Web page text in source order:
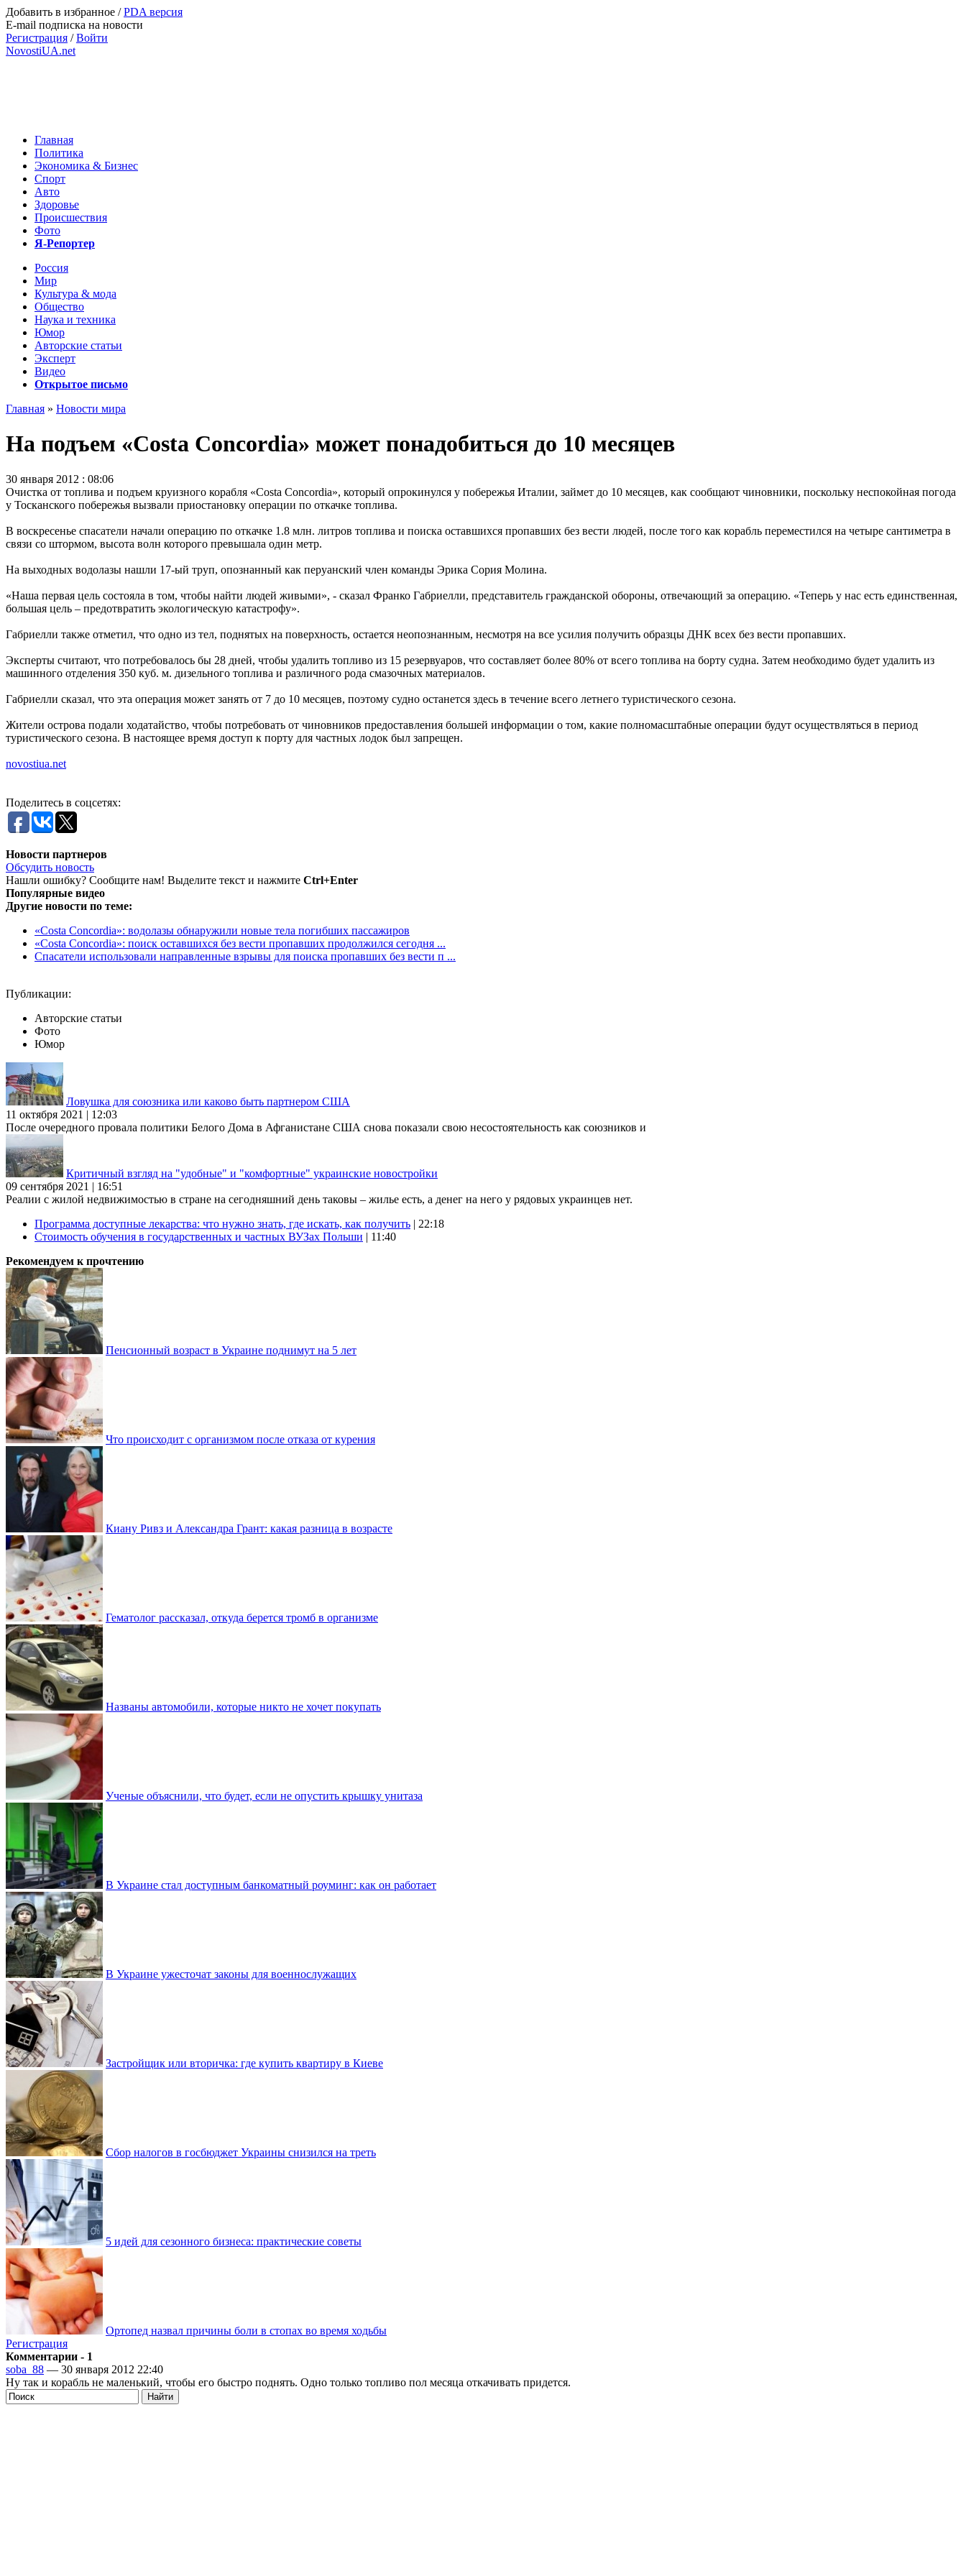
Добавить в избранное /PDA версия
E-mail подписка на новости
Регистрация /Войти
NovostiUA.net
Главная
Политика
Экономика & Бизнес
Спорт
Авто
Здоровье
Происшествия
Фото
Я-Репортер
Россия
Мир
Культура & мода
Общество
Наука и техника
Юмор
Авторские статьи
Эксперт
Видео
Открытое письмо
Главная » Новости мира
На подъем «Costa Concordia» может понадобиться до 10 месяцев
30 января 2012 : 08:06
Очистка от топлива и подъем круизного корабля «Costa Concordia», который опрокинулся у побережья Италии, займет до 10 месяцев, как сообщают чиновники, поскольку неспокойная погода
у Тосканского побережья вызвали приостановку операции по откачке топлива.
В воскресенье спасатели начали операцию по откачке 1.8 млн. литров топлива и поиска оставшихся пропавших без вести людей, после того как корабль переместился на четыре сантиметра в
связи со штормом, высота волн которого превышала один метр.
На выходных водолазы нашли 17-ый труп, опознанный как перуанский член команды Эрика Сория Молина.
«Наша первая цель состояла в том, чтобы найти людей живыми», - сказал Франко Габриелли, представитель гражданской обороны, отвечающий за операцию. «Теперь у нас есть единственная,
большая цель – предотвратить экологическую катастрофу».
Габриелли также отметил, что одно из тел, поднятых на поверхность, остается неопознанным, несмотря на все усилия получить образцы ДНК всех без вести пропавших.
Эксперты считают, что потребовалось бы 28 дней, чтобы удалить топливо из 15 резервуаров, что составляет более 80% от всего топлива на борту судна. Затем необходимо будет удалить из
машинного отделения 350 куб. м. дизельного топлива и различного рода смазочных материалов.
Габриелли сказал, что эта операция может занять от 7 до 10 месяцев, поэтому судно останется здесь в течение всего летнего туристического сезона.
Жители острова подали ходатайство, чтобы потребовать от чиновников предоставления большей информации о том, какие полномасштабные операции будут осуществляться в период
туристического сезона. В настоящее время доступ к порту для частных лодок был запрещен.
novostiua.net
Поделитесь в соцсетях:
Новости партнеров
Обсудить новость
Нашли ошибку? Сообщите нам! Выделите текст и нажмите Ctrl+Enter
Популярные видео
Другие новости по теме:
«Costa Concordia»: водолазы обнаружили новые тела погибших пассажиров
«Costa Concordia»: поиск оставшихся без вести пропавших продолжился сегодня ...
Спасатели использовали направленные взрывы для поиска пропавших без вести п ...
Публикации:
Авторские статьи
Фото
Юмор
Ловушка для союзника или каково быть партнером США
11 октября 2021 | 12:03
После очередного провала политики Белого Дома в Афганистане США снова показали свою несостоятельность как союзников и
Критичный взгляд на "удобные" и "комфортные" украинские новостройки
09 сентября 2021 | 16:51
Реалии с жилой недвижимостью в стране на сегодняшний день таковы – жилье есть, а денег на него у рядовых украинцев нет.
Программа доступные лекарства: что нужно знать, где искать, как получить | 22:18
Стоимость обучения в государственных и частных ВУЗах Польши | 11:40
Рекомендуем к прочтению
Пенсионный возраст в Украине поднимут на 5 лет
Что происходит с организмом после отказа от курения
Киану Ривз и Александра Грант: какая разница в возрасте
Гематолог рассказал, откуда берется тромб в организме
Названы автомобили, которые никто не хочет покупать
Ученые объяснили, что будет, если не опустить крышку унитаза
В Украине стал доступным банкоматный роуминг: как он работает
В Украине ужесточат законы для военнослужащих
Застройщик или вторичка: где купить квартиру в Киеве
Сбор налогов в госбюджет Украины снизился на треть
5 идей для сезонного бизнеса: практические советы
Ортопед назвал причины боли в стопах во время ходьбы
Регистрация
Комментарии - 1
soba_88 — 30 января 2012 22:40
Ну так и корабль не маленький, чтобы его быстро поднять. Одно только топливо пол месяца откачивать придется.